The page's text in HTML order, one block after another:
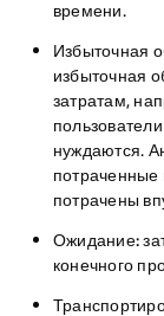
времени.
Избыточная
избыточная
затратам,
нуждаются.
потраченные
потрачены
Ожидание:
конечного